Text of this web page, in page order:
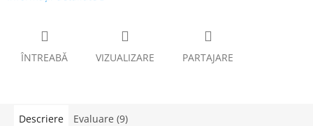
ÎNTREABĂ VIZUALIZARE PARTAJARE
Descriere Evaluare (9)